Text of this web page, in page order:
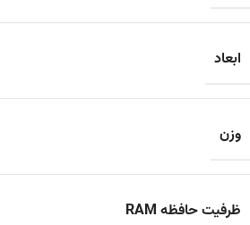
ابعاد
وزن
ظرفیت حافظه RAM